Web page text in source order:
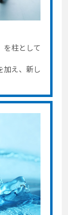
を柱として
加え、新し